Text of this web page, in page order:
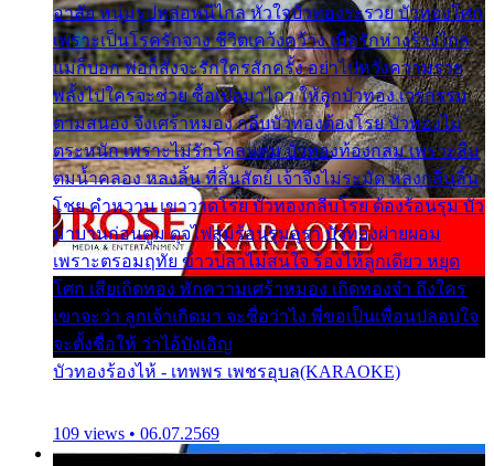
อาลัย หนุ่มรูปหล่อหนีไกล หัวใจบัวทองระรวย บัวทองโศก
เพราะเป็นโรครักจาง ชีวิตเคว้งคว้าง เมื่อรักห่างร้างไกล
แม่ก็บอก พ่อก็สั่งจะรักใครสักครั้ง อย่าไปหวังความรวย
พลั้งไปใครจะช่วย ซื้อเปลมาไกว ให้ลูกบัวทอง เวรกรรม
ตามสนอง จึงเศร้าหมอง กลีบบัวทองต้องโรย บัวทองไม่
ตระหนัก เพราะไม่รักโคลนตม บัวทองท้องกลม เพราะลืม
ตมน้ำคลอง หลงลิ้น ที่สิ้นสัตย์ เจ้าจึงไม่ระมัด หลงกลิ่นลิ้น
โชย คำหวาน เขาวาดโรย บัวทองกลีบโรย ต้องร้อนรุม บัว
มาบานก่อนตูม ดุจไฟสุมร้อนรุมอุรา บัวทองผ่ายผอม
เพราะตรอมฤทัย ข้าวปลาไม่สนใจ ร้องไห้ลูกเดียว หยุด
โศก เสียเถิดทอง พักความเศร้าหมอง เถิดทองจ๋า ถึงใคร
เขาจะว่า ลูกเจ้าเกิดมา จะชื่อว่าไง พี่ขอเป็นเพื่อนปลอบใจ
จะตั้งชื่อให้ ว่าไอ้บังเอิญ
บัวทองร้องไห้ - เทพพร เพชรอุบล(KARAOKE)
109 views • 06.07.2569